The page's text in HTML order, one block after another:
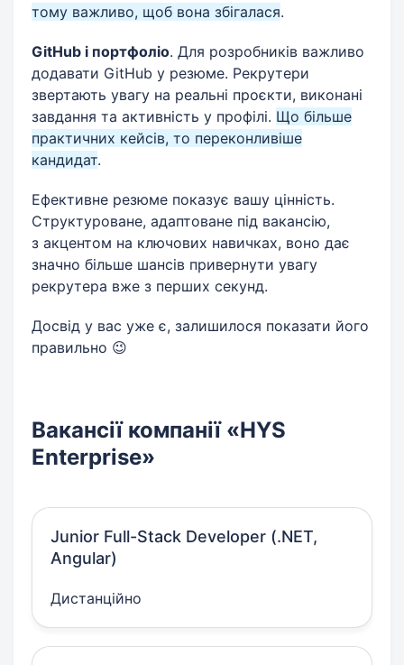
тому важливо, щоб вона збігалася.
GitHub і портфоліо. Для розробників важливо
додавати GitHub у резюме. Рекрутери
звертають увагу на реальні проєкти, виконані
завдання та активність у профілі. Що більше
практичних кейсів, то переконливіше
кандидат.
Ефективне резюме показує вашу цінність.
Структуроване, адаптоване під вакансію,
з акцентом на ключових навичках, воно дає
значно більше шансів привернути увагу
рекрутера вже з перших секунд.
Досвід у вас уже є, залишилося показати його
правильно 😉
Вакансії компанії «HYS
Enterprise»
Junior Full-Stack Developer (.NET,
Angular)
Дистанційно